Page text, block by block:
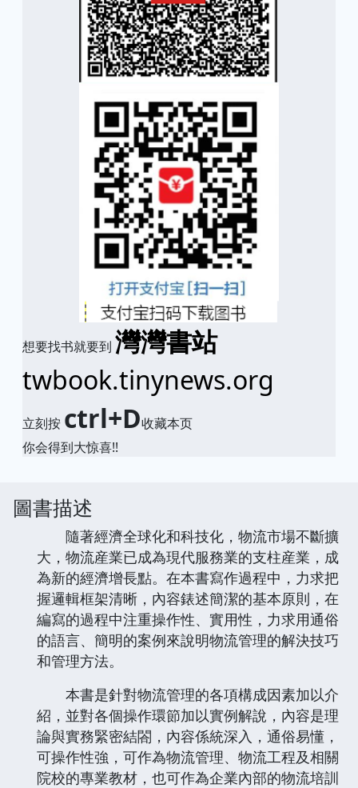
想要找书就要到 灣灣書站
twbook.tinynews.org
立刻按 ctrl+D收藏本页
你会得到大惊喜!!
圖書描述
隨著經濟全球化和科技化，物流市場不斷擴
大，物流産業已成為現代服務業的支柱産業，成
為新的經濟增長點。在本書寫作過程中，力求把
握邏輯框架清晰，內容錶述簡潔的基本原則，在
編寫的過程中注重操作性、實用性，力求用通俗
的語言、簡明的案例來說明物流管理的解決技巧
和管理方法。
本書是針對物流管理的各項構成因素加以介
紹，並對各個操作環節加以實例解說，內容是理
論與實務緊密結閤，內容係統深入，通俗易懂，
可操作性強，可作為物流管理、物流工程及相關
院校的專業教材，也可作為企業內部的物流培訓